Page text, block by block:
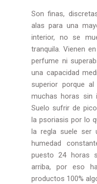
Son finas,
alas para una
interior, no se
tranquila. Vienen
perfume ni
una capacidad
superior porque
muchas horas sin
Suelo sufrir de
la psoriasis por lo
la regla suele ser
humedad
puesto 24 horas
arriba, por eso
productos 100%